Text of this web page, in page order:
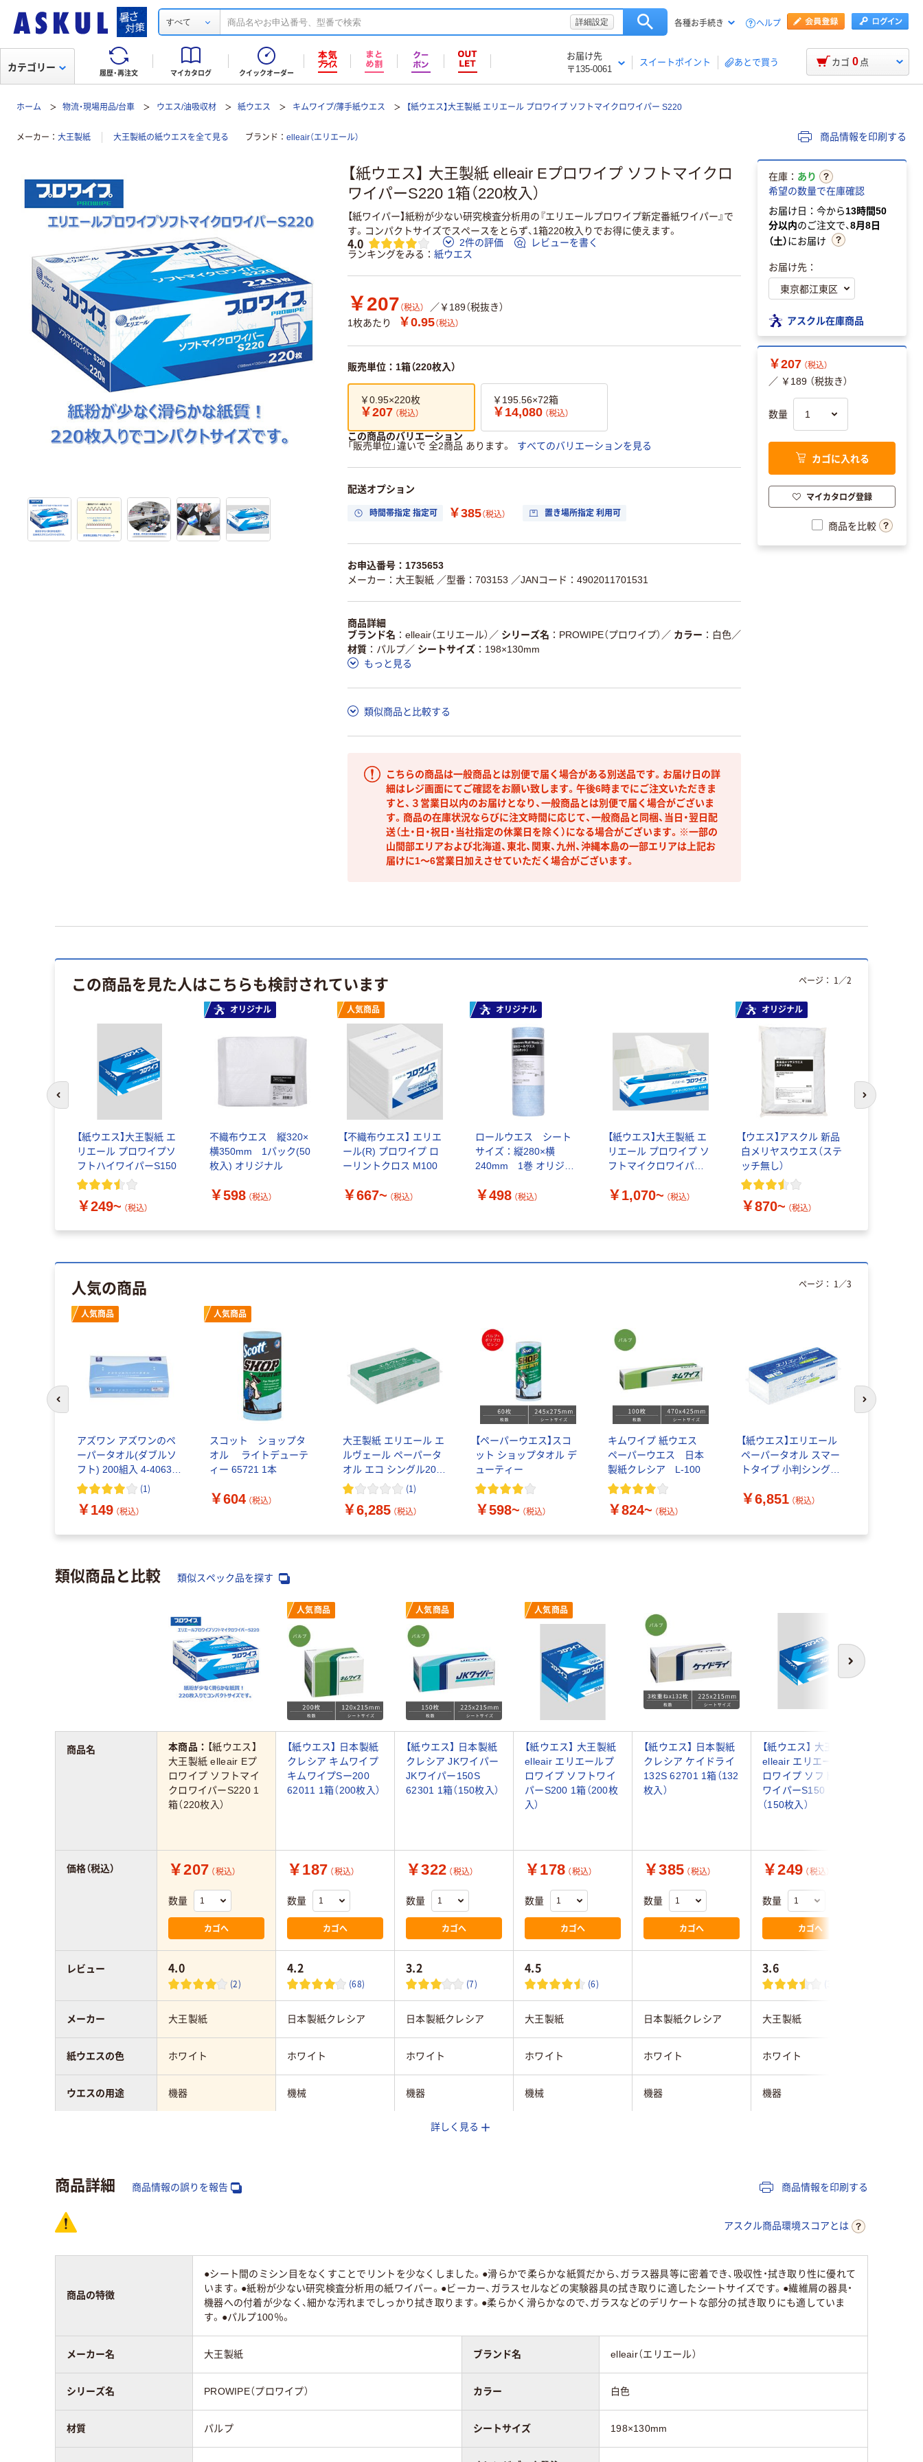
すべて 詳細設定 各種お手続き ヘルプ
履歴・再注文 マイカタログ クイックオーダー
お届け先
〒135-0061
スイートポイント あとで買う
カテゴリー カゴ 0 点
ホーム 物流・現場用品/台車 ウエス/油吸収材 紙ウエス キムワイプ/薄手紙ウエス 【紙ウエス】大王製紙 エリエール プロワイプ ソフトマイクロワイパー S220
メーカー 大王製紙 大王製紙の紙ウエスを全て見る ブランド elleair（エリエール） 商品情報を印刷する
【紙ウエス】 大王製紙 elleair Eプロワイプ ソフトマイクロ
ワイパーS220 1箱（220枚入）
【紙ワイパー】紙粉が少ない研究検査分析用の『エリエールプロワイプ新定番紙ワイパー』で
す。コンパクトサイズでスペースをとらず、1箱220枚入りでお得に使えます。
4.0 2件の評価
レビューを書く
ランキングをみる
紙ウエス
￥207 （税込）
／￥189（税抜き）
1枚あたり
￥0.95（税込）
販売単位：1箱（220枚入）
￥0.95×220枚
￥207 （税込）
￥195.56×72箱
￥14,080 （税込）
この商品のバリエーション
「販売単位」違いで 全2商品 あります。
すべてのバリエーションを見る
配送オプション
時間帯指定 指定可 ￥385（税込） 置き場所指定 利用可
お申込番号：1735653
メーカー：大王製紙 ／型番：703153 ／JANコード：4902011701531
商品詳細
ブランド名
elleair（エリエール） ／ シリーズ名 PROWIPE（プロワイプ） ／ カラー 白色 ／
材質
パルプ／ シートサイズ
198×130mm
もっと見る
類似商品と比較する
こちらの商品は一般商品とは別便で届く場合がある別送品です。お届け日の詳
細はレジ画面にてご確認をお願い致します。午後6時までにご注文いただきま
すと、３営業日以内のお届けとなり、一般商品とは別便で届く場合がございま
す。商品の在庫状況ならびに注文時間に応じて、一般商品と同梱、当日・翌日配
送（土・日・祝日・当社指定の休業日を除く）になる場合がございます。※一部の
山間部エリアおよび北海道、東北、関東、九州、沖縄本島の一部エリアは上記お
届けに1～6営業日加えさせていただく場合がございます。
在庫： あり
希望の数量で在庫確認
お届け日：今から13時間50
分以内のご注文で、8月8日
（土）にお届け
お届け先：
アスクル在庫商品
￥207 （税込）
／ ￥189 （税抜き）
数量
カゴに入れる
マイカタログ登録
商品を比較
この商品を見た人はこちらも検討されています
【紙ウエス】大王製紙 エ
リエール プロワイプソ
フトハイワイパーS150
￥249~ （税込）
オリジナル
不織布ウエス 縦320×
横350mm 1パック(50
枚入) オリジナル
￥598 （税込）
人気商品
【不織布ウエス】 エリエ
ール(R) プロワイプ ロ
ーリントクロス M100
￥667~ （税込）
オリジナル
ロールウエス シート
サイズ：縦280×横
240mm 1巻 オリジナ
￥498 （税込）
【紙ウエス】大王製紙 エ
リエール プロワイプ ソ
フトマイクロワイパー
￥1,070~ （税込）
オリジナル
【ウエス】アスクル 新品
白メリヤスウエス（ステ
ッチ無し）
￥870~ （税込）
ページ： 1 ／2
次のスライド
人気の商品
人気商品
アズワン アズワンのペ
ーパータオル(ダブルソ
フト) 200組入 4-4063-
01 1袋(200組)（直送品）
(1)
￥149 （税込）
人気商品
スコット ショップタ
オル ライトデューテ
ィー 65721 1本
￥604 （税込）
大王製紙 エリエール エ
ルヴェール ペーパータ
オル エコ シングル200
枚中判 21000694 1ケー
1700（直送品）
(1)
￥6,285 （税込）
【ペーパーウエス】スコ
ット ショップタオル デ
ューティー
￥598~ （税込）
キムワイプ 紙ウエス
ペーパーウエス 日本
製紙クレシア L-100
￥824~ （税込）
【紙ウエス】エリエール
ペーパータオル スマー
トタイプ 小判シングル
ック 759-5247（直送品）
￥6,851 （税込）
ページ： 1／3
前のスライドへ 次のスライド
類似商品と比較 類似スペック品を探す
次へ
人気商品 人気商品 人気商品
本商品： 【紙ウエス】
大王製紙 elleair Eプ
ロワイプ ソフトマイ
クロワイパーS220 1
箱（220枚入）
【紙ウエス】 日本製紙
クレシア キムワイプ
キムワイプSー200
62011 1箱（200枚入）
【紙ウエス】 日本製紙
クレシア JKワイパー
JKワイパー150S
62301 1箱（150枚入）
【紙ウエス】 大王製紙
elleair エリエールプ
ロワイプ ソフトワイ
パーS200 1箱（200枚
入）
【紙ウエス】 日本製紙
クレシア ケイドライ
132S 62701 1箱（132
枚入）
【紙ウエス】 大王製紙
elleair エリエールプ
ロワイプ ソフトハイ
ワイパーS150 1箱
（150枚入）
￥207 （税込）
数量
カゴへ
￥187 （税込）
数量
カゴへ
￥322 （税込）
数量
カゴへ
￥178 （税込）
数量
カゴへ
￥385 （税込）
数量
カゴへ
￥249 （税込）
数量
カゴへ
4.0
(2)
4.2
(68)
3.2
(7)
4.5
(6)
3.6
(3)
大王製紙 日本製紙クレシア 日本製紙クレシア 大王製紙 日本製紙クレシア 大王製紙
ホワイト ホワイト ホワイト ホワイト ホワイト ホワイト
機器 機械 機器 機械 機器 機器
200～250mm未満
商品名
価格（税込）
レビュー
メーカー
紙ウエスの色
ウエスの用途
スコア
詳しく見る
商品詳細 商品情報の誤りを報告 商品情報を印刷する
アスクル商品環境スコアとは
商品の特徴
●シート間のミシン目をなくすことでリントを少なくしました。●滑らかで柔らかな紙質だから、ガラス器具等に密着でき、吸収性・拭き取り性に優れて
います。●紙粉が少ない研究検査分析用の紙ワイパー。●ビーカー、ガラスセルなどの実験器具の拭き取りに適したシートサイズです。●繊維屑の器具・
機器への付着が少なく、細かな汚れまでしっかり拭き取ります。●柔らかく滑らかなので、ガラスなどのデリケートな部分の拭き取りにも適していま
す。●パルプ100％。
メーカー名 大王製紙 ブランド名 elleair（エリエール）
シリーズ名 PROWIPE（プロワイプ） カラー 白色
材質 パルプ シートサイズ 198×130mm